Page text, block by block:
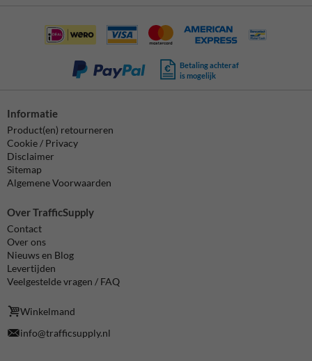
Betaling achteraf
is mogelijk
Informatie
Product(en) retourneren
Cookie / Privacy
Disclaimer
Sitemap
Algemene Voorwaarden
Over TrafficSupply
Contact
Over ons
Nieuws en Blog
Levertijden
Veelgestelde vragen / FAQ
Winkelmand
info@trafficsupply.nl